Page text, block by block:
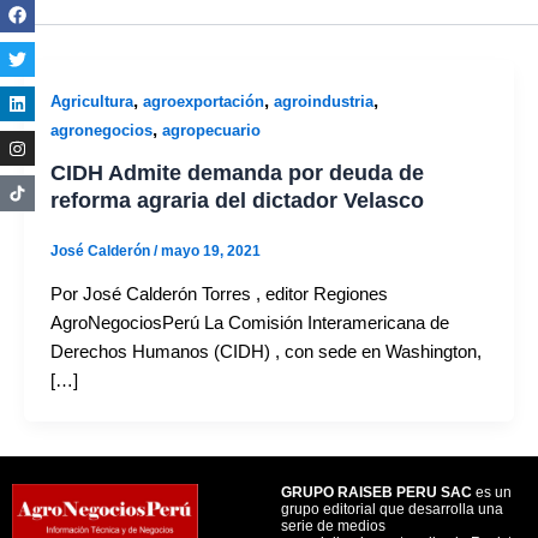
Agricultura, agroexportación, agroindustria,
agronegocios, agropecuario
CIDH Admite demanda por deuda de
reforma agraria del dictador Velasco
José Calderón /mayo 19, 2021
Por José Calderón Torres , editor Regiones
AgroNegociosPerú La Comisión Interamericana de
Derechos Humanos (CIDH) , con sede en Washington,
[…]
GRUPO RAISEB PERU SAC es un
grupo editorial que desarrolla una
serie de medios